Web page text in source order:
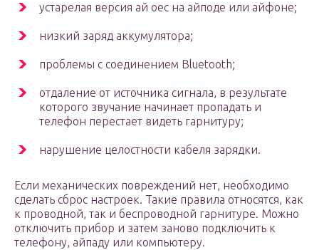
устарелая версия ай оес на айподе или айфоне;
низкий заряд аккумулятора;
проблемы с соединением Bluetooth;
отдаление от источника сигнала, в результате
которого звучание начинает пропадать и
телефон перестает видеть гарнитуру;
нарушение целостности кабеля зарядки.
Если механических повреждений нет, необходимо
сделать сброс настроек. Такие правила относятся, как
к проводной, так и беспроводной гарнитуре. Можно
отключить прибор и затем заново подключить к
телефону, айпаду или компьютеру.